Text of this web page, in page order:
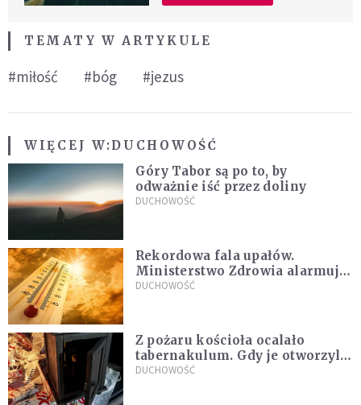
TEMATY W ARTYKULE
#miłość #bóg #jezus
WIĘCEJ W:DUCHOWOŚĆ
Góry Tabor są po to, by
odważnie iść przez doliny
DUCHOWOŚĆ
Rekordowa fala upałów.
Ministerstwo Zdrowia alarmuje
po doświadczeniach z czerwca
DUCHOWOŚĆ
Z pożaru kościoła ocalało
tabernakulum. Gdy je otworzyli,
"zapach świeżego chleba
DUCHOWOŚĆ